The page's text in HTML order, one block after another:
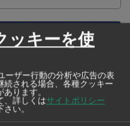
ッキーを使
ーザー行動の分析や広告の表
続される場合、各種クッキー
ります。
、詳しくはサイトポリシー
さい。